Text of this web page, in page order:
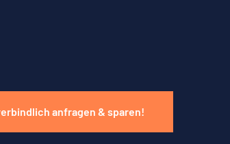
anfragen & sparen!